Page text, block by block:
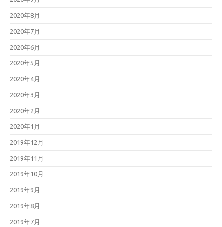
2020年8月
2020年7月
2020年6月
2020年5月
2020年4月
2020年3月
2020年2月
2020年1月
2019年12月
2019年11月
2019年10月
2019年9月
2019年8月
2019年7月